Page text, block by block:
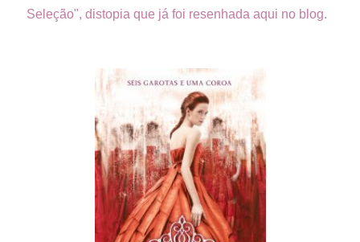
Seleção", distopia que já foi resenhada aqui no blog.